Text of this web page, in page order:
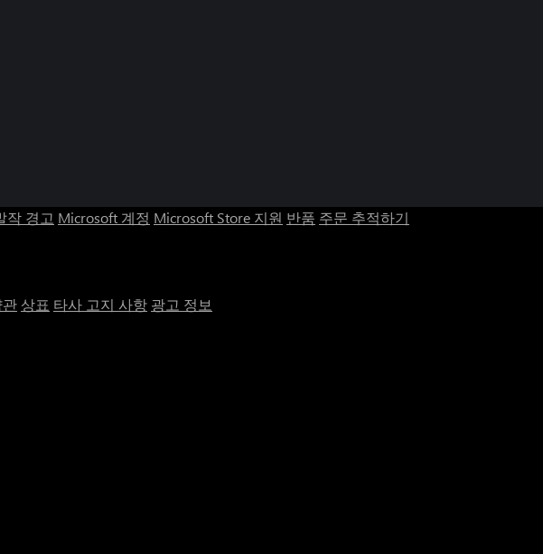
작 경고 Microsoft 계정 Microsoft Store 지원 반품 주문 추적하기
상표 타사 고지 사항 광고 정보